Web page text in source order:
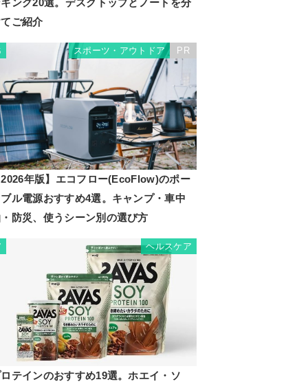
ング20選。デスクトップとノートを分
ご紹介
スポーツ・アウトドア PR
年版】エコフロー(EcoFlow)のポー
ル電源おすすめ4選。キャンプ・車中
防災、使うシーン別の選び方
ヘルスケア
テインのおすすめ19選。ホエイ・ソ